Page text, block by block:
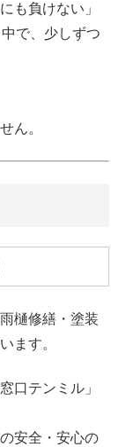
も負けない」
で、少しずつ
ん。
樋修繕・塗装
ます。
口テンミル」
安全・安心の